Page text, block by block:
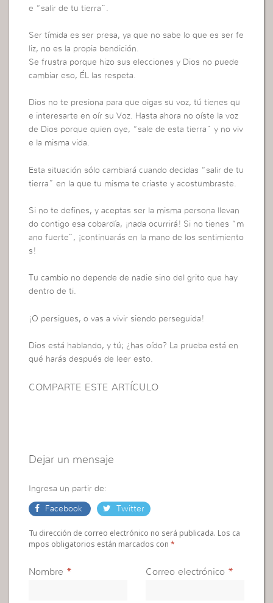
e “salir de tu tierra”.
Ser tímida es ser presa, ya que no sabe lo que es ser fe
liz, no es la propia bendición.
Se frustra porque hizo sus elecciones y Dios no puede
cambiar eso, ÉL las respeta.
Dios no te presiona para que oigas su voz, tú tienes qu
e interesarte en oír su Voz. Hasta ahora no oíste la voz
de Dios porque quien oye, “sale de esta tierra” y no viv
e la misma vida.
Esta situación sólo cambiará cuando decidas “salir de tu
tierra” en la que tu misma te criaste y acostumbraste.
Si no te defines, y aceptas ser la misma persona llevan
do contigo esa cobardía, ¡nada ocurrirá! Si no tienes “m
ano fuerte”, ¡continuarás en la mano de los sentimiento
s!
Tu cambio no depende de nadie sino del grito que hay
dentro de ti.
¡O persigues, o vas a vivir siendo perseguida!
Dios está hablando, y tú; ¿has oído? La prueba está en
qué harás después de leer esto.
COMPARTE ESTE ARTÍCULO
Dejar un mensaje
Ingresa un partir de:
Facebook Twitter
Tu dirección de correo electrónico no será publicada. Los ca
mpos obligatorios están marcados con*
Nombre * Correo electrónico *